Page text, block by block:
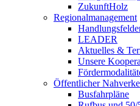
ZukunftHolz
Regionalmanagement
LEADER
Aktuelles &
Unsere
Öffentlicher
Busfahrpläne